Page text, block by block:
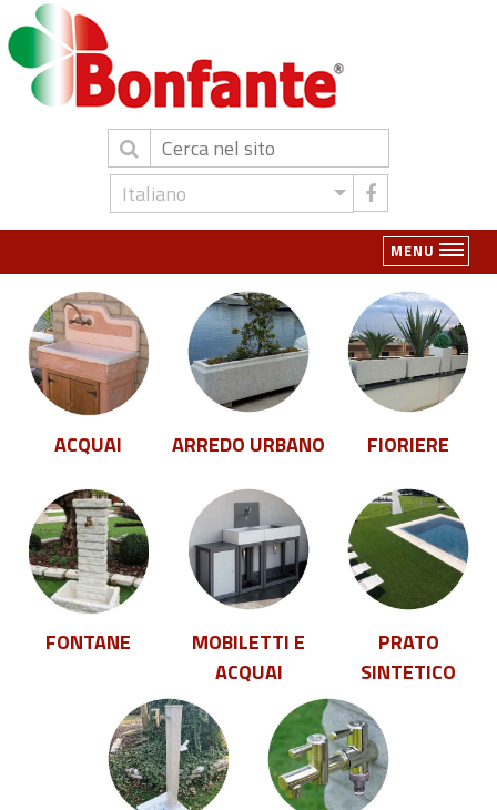
Italiano
MENU
ACQUAI ARREDO URBANO FIORIERE
FONTANE
MOBILETTI E
ACQUAI
PRATO
SINTETICO